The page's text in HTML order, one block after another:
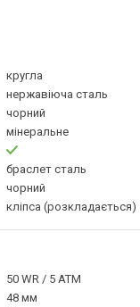
кругла
нержавіюча сталь
чорний
мінеральне
браслет сталь
чорний
кліпса (розкладається)
50 WR / 5 ATM
48 мм